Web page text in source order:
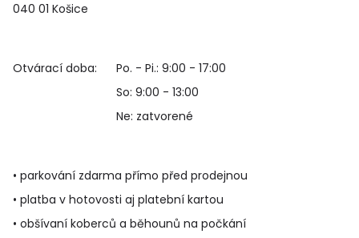
040 01 Košice
Otvárací doba:
Po. - Pi.: 9:00 - 17:00
So: 9:00 - 13:00
Ne: zatvorené
• parkování zdarma přímo před prodejnou
• platba v hotovosti aj platební kartou
• obšívaní koberců a běhounů na počkání